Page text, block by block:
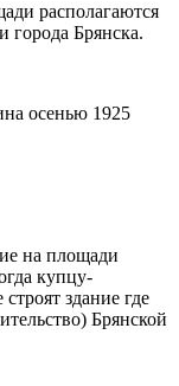
располагаются
города Брянска.
осенью 1925
на площади
купцу-
здание где
Брянской